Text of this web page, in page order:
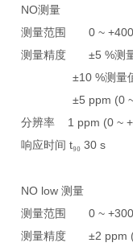
NO测量
测量范围
0 ~
测量精度
±5 %测
±10 %测量
±5 ppm (0
分辨率
1 ppm (0 ~
响应时间 t₉₀ 30 s
NO low测量
测量范围
0 ~
测量精度
±2 ppm